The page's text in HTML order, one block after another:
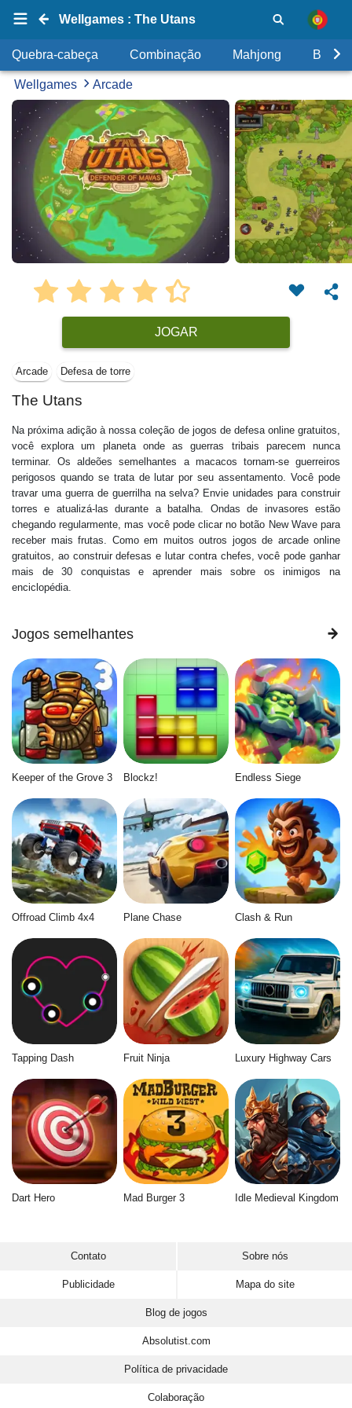
Wellgames : The Utans
Quebra-cabeça Combinação Mahjong Bolhas
Wellgames Arcade
JOGAR
Arcade Defesa de torre
The Utans
Na próxima adição à nossa coleção de jogos de defesa online gratuitos,
você explora um planeta onde as guerras tribais parecem nunca
terminar. Os aldeões semelhantes a macacos tornam-se guerreiros
perigosos quando se trata de lutar por seu assentamento. Você pode
travar uma guerra de guerrilha na selva? Envie unidades para construir
torres e atualizá-las durante a batalha. Ondas de invasores estão
chegando regularmente, mas você pode clicar no botão New Wave para
receber mais frutas. Como em muitos outros jogos de arcade online
gratuitos, ao construir defesas e lutar contra chefes, você pode ganhar
mais de 30 conquistas e aprender mais sobre os inimigos na
enciclopédia.
Jogos semelhantes
Keeper of the Grove 3 Blockz! Endless Siege
Offroad Climb 4x4 Plane Chase Clash & Run
Tapping Dash Fruit Ninja Luxury Highway Cars
Dart Hero Mad Burger 3 Idle Medieval Kingdom
Contato Sobre nós
Publicidade Mapa do site
Blog de jogos
Absolutist.com
Política de privacidade
Colaboração